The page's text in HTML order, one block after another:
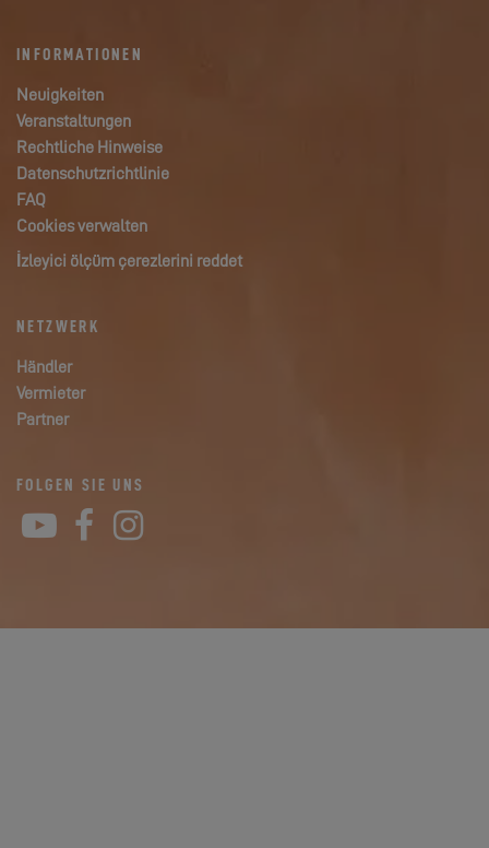
INFORMATIONEN
Neuigkeiten
Veranstaltungen
Rechtliche Hinweise
Datenschutzrichtlinie
FAQ
Cookies verwalten
İzleyici ölçüm çerezlerini reddet
NETZWERK
Händler
Vermieter
Partner
FOLGEN SIE UNS
YouTube
Facebook
Instagram